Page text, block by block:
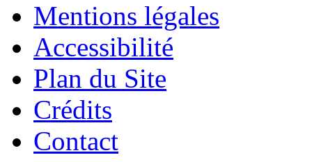
Mentions légales
Accessibilité
Plan du Site
Crédits
Contact